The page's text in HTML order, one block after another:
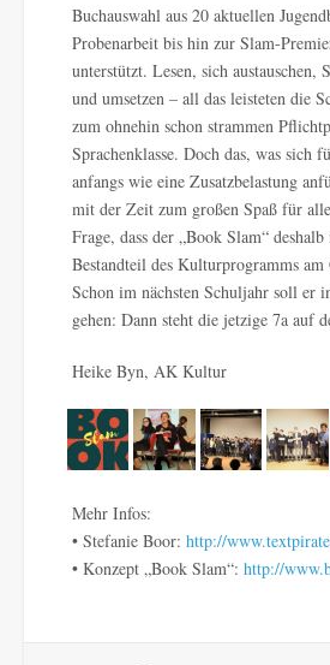
Buchauswahl aus 20 aktuellen
Probenarbeit bis hin zur Slam-
unterstützt. Lesen, sich austauschen,
und umsetzen – all das leisteten die
zum ohnehin schon strammen
Sprachenklasse. Doch das, was sich
anfangs wie eine Zusatzbelastung
mit der Zeit zum großen Spaß für
Frage, dass der „Book Slam“
Bestandteil des Kulturprogramms
Schon im nächsten Schuljahr soll er
gehen: Dann steht die jetzige 7a auf
Heike Byn, AK Kultur
Mehr Infos:
• Stefanie Boor: http://
• Konzept „Book Slam“: http://